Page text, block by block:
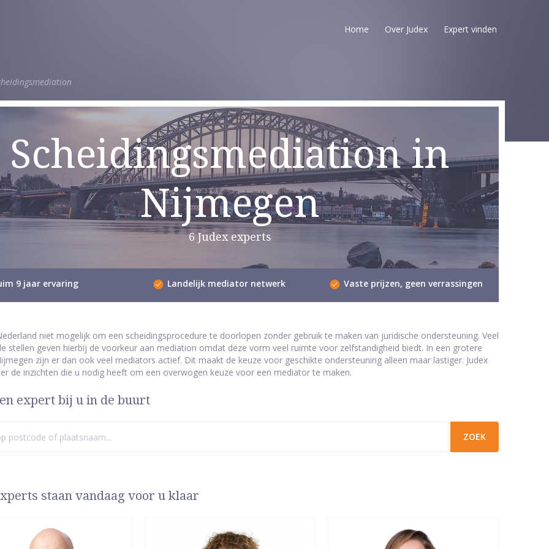
Home Over Judex Expert vinden
Scheidingsmediation in
Nijmegen
6 Judex experts
9 jaar ervaring Landelijk mediator netwerk Vaste prijzen, geen verrassingen
niet mogelijk om een scheidingsprocedure te doorlopen zonder gebruik te maken van juridische ondersteuning. Veel
stellen geven hierbij de voorkeur aan mediation omdat deze vorm veel ruimte voor zelfstandigheid biedt. In een grotere
zijn er dan ook veel mediators actief. Dit maakt de keuze voor geschikte ondersteuning alleen maar lastiger. Judex
de inzichten die u nodig heeft om een overwogen keuze voor een mediator te maken.
expert bij u in de buurt
staan vandaag voor u klaar